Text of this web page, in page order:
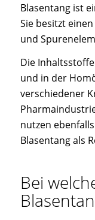
Blasentang ist
Sie besitzt
und
Die
und in der
verschiedener
nutzen
Blasentang als
Bei